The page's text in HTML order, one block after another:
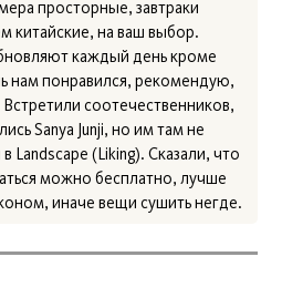
просторные, завтраки
китайские, на ваш выбор.
каждый день кроме
нам понравился, рекомендую,
соотечественников,
Sanya Junji, но им там не
Landscape (Liking). Сказали, что
можно бесплатно, лучше
иначе вещи сушить негде.